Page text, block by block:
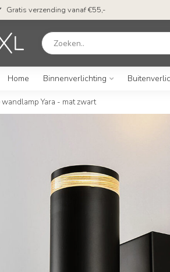
Gratis verzending vanaf €55,-
Home Binnenverlichting
Yara - mat zwart